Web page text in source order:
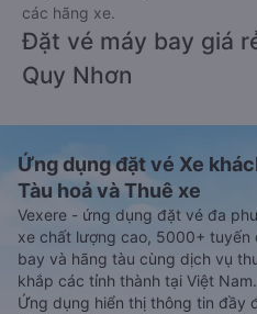
các hãng xe.
Đặt vé máy bay giá
Quy Nhơn
Ứng dụng đặt vé Xe
Tàu hoả và Thuê xe
Vexere - ứng dụng đặt vé đa
xe chất lượng cao, 5000+
bay và hãng tàu cùng dịch vụ
khắp các tỉnh thành tại Việt Nam.
Ứng dụng hiển thị thông tin đầy